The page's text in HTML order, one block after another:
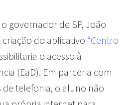
governador de SP, João
do aplicativo “Centro
o acesso à
(EaD). Em parceria com
telefonia, o aluno não